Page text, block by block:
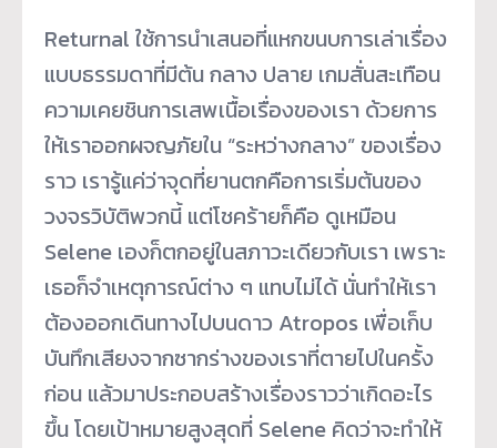
Returnal ใช้การนำเสนอที่แหกขนบการเล่าเรื่อง
แบบธรรมดาที่มีต้น กลาง ปลาย เกมสั่นสะเทือน
ความเคยชินการเสพเนื้อเรื่องของเรา ด้วยการ
ให้เราออกผจญภัยใน “ระหว่างกลาง” ของเรื่อง
ราว เรารู้แค่ว่าจุดที่ยานตกคือการเริ่มต้นของ
วงจรวิบัติพวกนี้ แต่โชคร้ายก็คือ ดูเหมือน
Selene เองก็ตกอยู่ในสภาวะเดียวกับเรา เพราะ
เธอก็จำเหตุการณ์ต่าง ๆ แทบไม่ได้ นั่นทำให้เรา
ต้องออกเดินทางไปบนดาว Atropos เพื่อเก็บ
บันทึกเสียงจากซากร่างของเราที่ตายไปในครั้ง
ก่อน แล้วมาประกอบสร้างเรื่องราวว่าเกิดอะไร
ขึ้น โดยเป้าหมายสูงสุดที่ Selene คิดว่าจะทำให้